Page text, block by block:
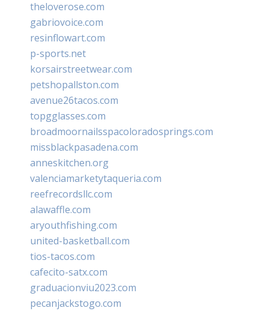
theloverose.com
gabriovoice.com
resinflowart.com
p-sports.net
korsairstreetwear.com
petshopallston.com
avenue26tacos.com
topgglasses.com
broadmoornailsspacoloradosprings.com
missblackpasadena.com
anneskitchen.org
valenciamarketytaqueria.com
reefrecordsllc.com
alawaffle.com
aryouthfishing.com
united-basketball.com
tios-tacos.com
cafecito-satx.com
graduacionviu2023.com
pecanjackstogo.com